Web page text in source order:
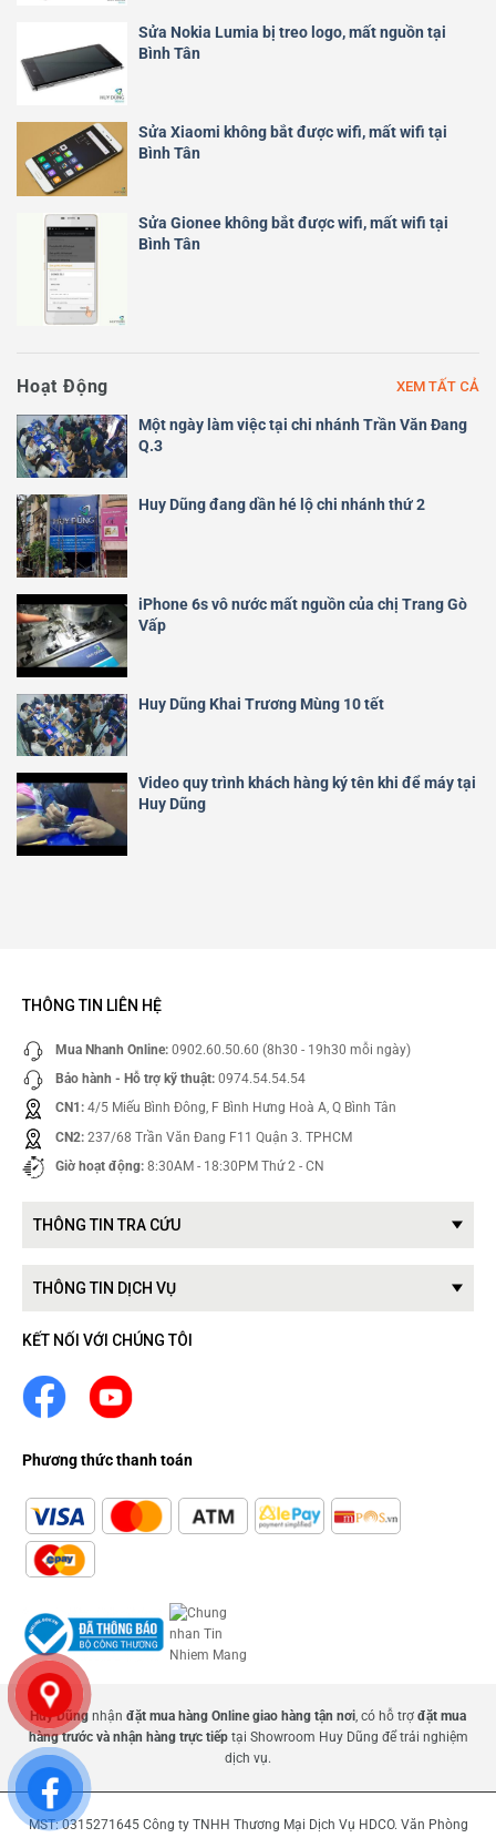
Sửa Nokia Lumia bị treo logo, mất nguồn tại
Bình Tân
Sửa Xiaomi không bắt được wifi, mất wifi tại
Bình Tân
Sửa Gionee không bắt được wifi, mất wifi tại
Bình Tân
Hoạt Động XEM TẤT CẢ
Một ngày làm việc tại chi nhánh Trần Văn Đang
Q.3
Huy Dũng đang dần hé lộ chi nhánh thứ 2
iPhone 6s vô nước mất nguồn của chị Trang Gò
Vấp
Huy Dũng Khai Trương Mùng 10 tết
Video quy trình khách hàng ký tên khi để máy tại
Huy Dũng
THÔNG TIN LIÊN HỆ
Mua Nhanh Online: 0902.60.50.60 (8h30 - 19h30 mỗi ngày)
Bảo hành - Hỗ trợ kỹ thuật: 0974.54.54.54
CN1: 4/5 Miếu Bình Đông, F Bình Hưng Hoà A, Q Bình Tân
CN2: 237/68 Trần Văn Đang F11 Quận 3. TPHCM
Giờ hoạt động: 8:30AM - 18:30PM Thứ 2 - CN
THÔNG TIN TRA CỨU
THÔNG TIN DỊCH VỤ
KẾT NỐI VỚI CHÚNG TÔI
Phương thức thanh toán
Huy Dũng nhận đặt mua hàng Online giao hàng tận nơi , có hỗ trợ đặt mua
hàng trước và nhận hàng trực tiếptại Showroom Huy Dũng để trải nghiệm
dịch vụ.
MST: 0315271645 Công ty TNHH Thương Mại Dịch Vụ HDCO. Văn Phòng